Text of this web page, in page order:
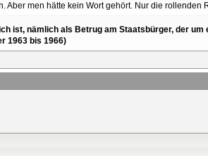
Aber men hätte kein Wort gehört. Nur die
ist, nämlich als Betrug am Staatsbürger, der
1963 bis 1966)